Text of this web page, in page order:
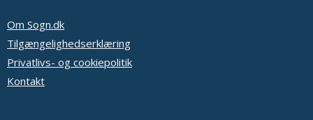
Om Sogn.dk
Tilgængelighedserklæring
Privatlivs- og cookiepolitik
Kontakt